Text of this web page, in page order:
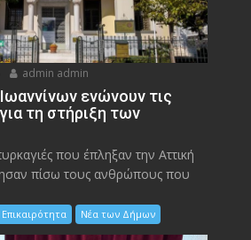
admin admin
ενώνουν τις
τη στήριξη των
που έπληξαν την Αττική
πίσω τους ανθρώπους που
Επικαιρότητα Νέα των Δήμων